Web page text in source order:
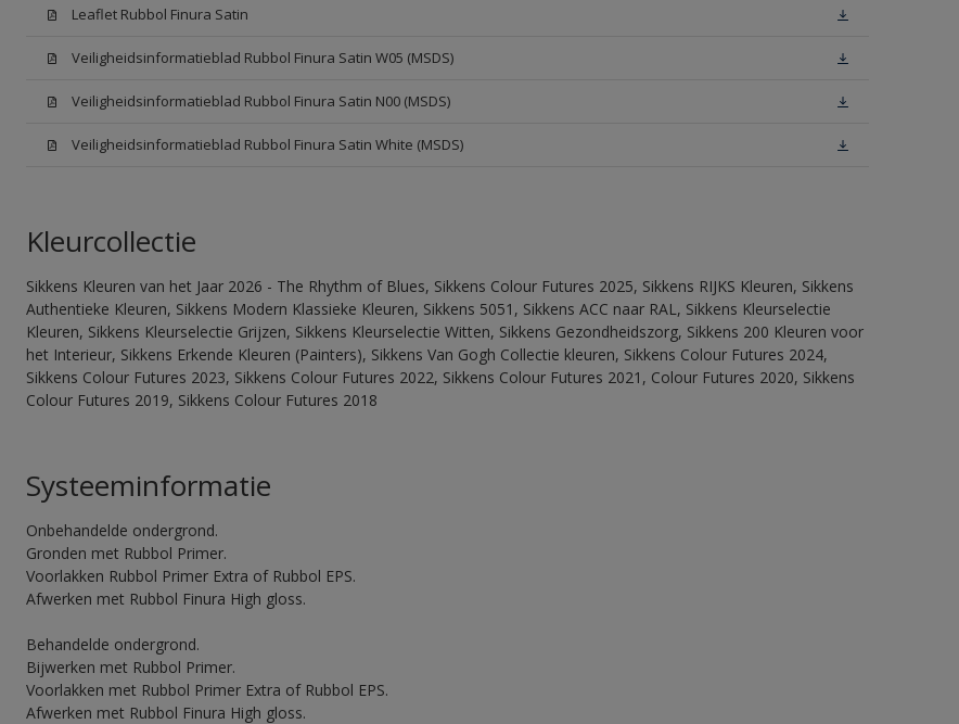
Leaflet Rubbol Finura Satin
Veiligheidsinformatieblad Rubbol Finura Satin W05 (MSDS)
Veiligheidsinformatieblad Rubbol Finura Satin N00 (MSDS)
Veiligheidsinformatieblad Rubbol Finura Satin White (MSDS)
Kleurcollectie
Sikkens Kleuren van het Jaar 2026 - The Rhythm of Blues, Sikkens Colour Futures 2025, Sikkens RIJKS Kleuren, Sikkens
Authentieke Kleuren, Sikkens Modern Klassieke Kleuren, Sikkens 5051, Sikkens ACC naar RAL, Sikkens Kleurselectie
Kleuren, Sikkens Kleurselectie Grijzen, Sikkens Kleurselectie Witten, Sikkens Gezondheidszorg, Sikkens 200 Kleuren voor
het Interieur, Sikkens Erkende Kleuren (Painters), Sikkens Van Gogh Collectie kleuren, Sikkens Colour Futures 2024,
Sikkens Colour Futures 2023, Sikkens Colour Futures 2022, Sikkens Colour Futures 2021, Colour Futures 2020, Sikkens
Colour Futures 2019, Sikkens Colour Futures 2018
Systeeminformatie
Onbehandelde ondergrond.
Gronden met Rubbol Primer.
Voorlakken Rubbol Primer Extra of Rubbol EPS.
Afwerken met Rubbol Finura High gloss.
Behandelde ondergrond.
Bijwerken met Rubbol Primer.
Voorlakken met Rubbol Primer Extra of Rubbol EPS.
Afwerken met Rubbol Finura High gloss.